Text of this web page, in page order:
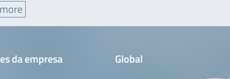
da empresa Global